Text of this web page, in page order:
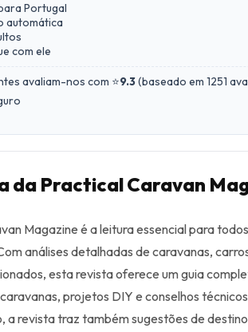
Portugal
automática
com ele
avaliam-nos com ⭐9.3(baseado em 1251
da Practical Caravan
Magazine é a leitura essencial para
análises detalhadas de caravanas,
esta revista oferece um guia
projetos DIY e conselhos
a revista traz também sugestões de